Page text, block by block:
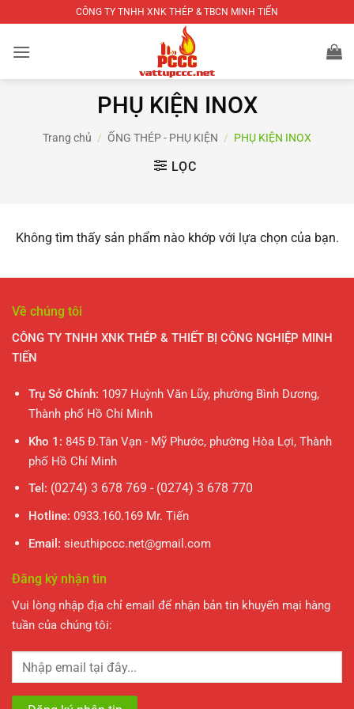
nội
CÔNG TY TNHH XNK THÉP & TBCN MINH TIẾN
PHỤ KIỆN INOX
Trang chủ / ỐNG THÉP - PHỤ KIỆN / PHỤ KIỆN INOX
LỌC
Không tìm thấy sản phẩm nào khớp với lựa chọn của bạn.
Về chúng tôi
CÔNG TY TNHH XNK THÉP & THIẾT BỊ CÔNG NGHIỆP MINH
TIẾN
Trụ Sở Chính: 1097 Huỳnh Văn Lũy, phường Bình Dương,
Thành phố Hồ Chí Minh
Kho 1: 845 Đ.Tân Vạn - Mỹ Phước, phường Hòa Lợi, Thành
phố Hồ Chí Minh
Tel: (0274) 3 678 769 - (0274) 3 678 770
Hotline: 0933.160.169 Mr. Tiến
Email: sieuthipccc.net@gmail.com
Đăng ký nhận tin
Vui lòng nhập địa chỉ email để nhận bản tin khuyến mại hàng
tuần của chúng tôi: